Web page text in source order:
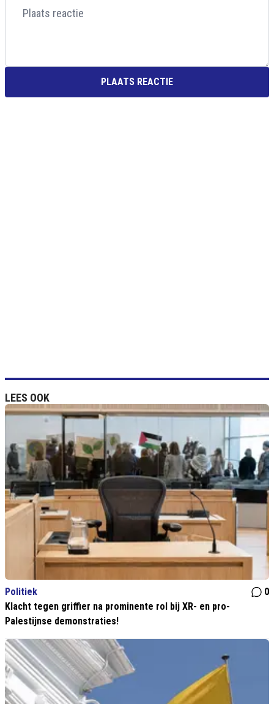
PLAATS REACTIE
LEES OOK
Politiek
0
Klacht tegen griffier na prominente rol bij XR- en pro-
Palestijnse demonstraties!